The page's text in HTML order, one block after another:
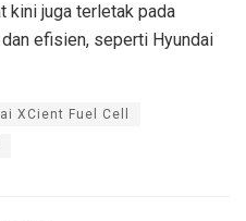
kini juga terletak pada
efisien, seperti Hyundai
XCient Fuel Cell